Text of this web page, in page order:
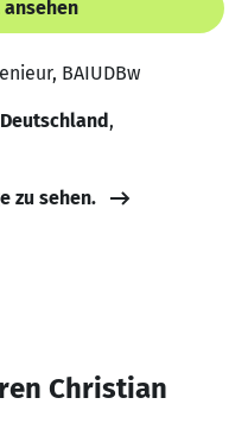
ansehen
BAIUDBw
,
zu sehen.
Christian